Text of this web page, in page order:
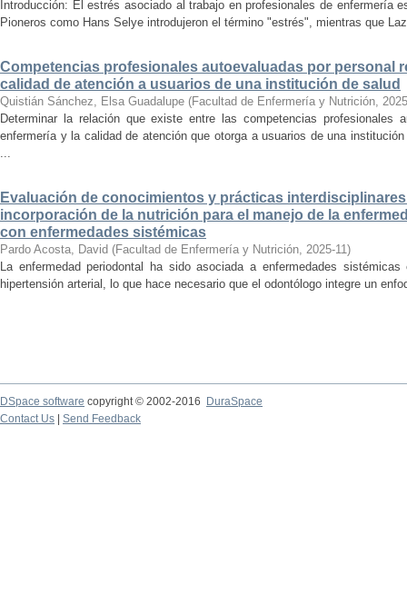
Introducción: El estrés asociado al trabajo en profesionales de enfermería
Pioneros como Hans Selye introdujeron el término "estrés", mientras que
Competencias profesionales autoevaluadas por personal
calidad de atención a usuarios de una institución de salud
Quistián Sánchez, Elsa Guadalupe (Facultad de Enfermería y Nutrición,
Determinar la relación que existe entre las competencias profesionales
enfermería y la calidad de atención que otorga a usuarios de una
...
Evaluación de conocimientos y prácticas
incorporación de la nutrición para el manejo de la
con enfermedades sistémicas
Pardo Acosta, David (Facultad de Enfermería y Nutrición, 2025-11)
La enfermedad periodontal ha sido asociada a enfermedades
hipertensión arterial, lo que hace necesario que el odontólogo integre un
DSpace software copyright © 2002-2016
DuraSpace
Contact Us
Send Feedback